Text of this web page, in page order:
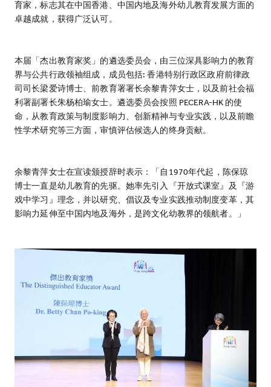
育家，标志其在中国香港、中国内地及海外幼儿教育发展方面的
卓越成就，获得广泛认可。
本届「杰出教育家奖」的遴选委员会，由三位深具影响力的教育
界与公共行政领袖组成，成员包括: 香港特别行政区政府前律政
司司长梁爱诗博士、前教育署署长余黎青萍女士，以及前社会福
利署副署长朱杨柏瑜女士。遴选委员会按照 PECERA-HK 的使
命，从教育政策与制度影响力、创新精神与专业实践，以及前瞻
性学术研究等三方面，审慎评估候选人的终身贡献。
余黎青萍女士在宣读颁授辞时表示：「自1970年代起，陈保琼
博士一直是幼儿教育的先驱。她率先引入『开放式课室』及『游
戏中学习』理念，并以研究、倡议及专业实践推动制度变革，其
影响力延伸至中国内地及海外，是跨文化幼教界的领航者。」